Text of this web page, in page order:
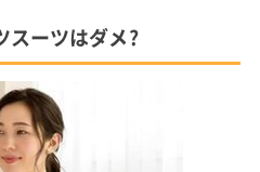
スーツはダメ?